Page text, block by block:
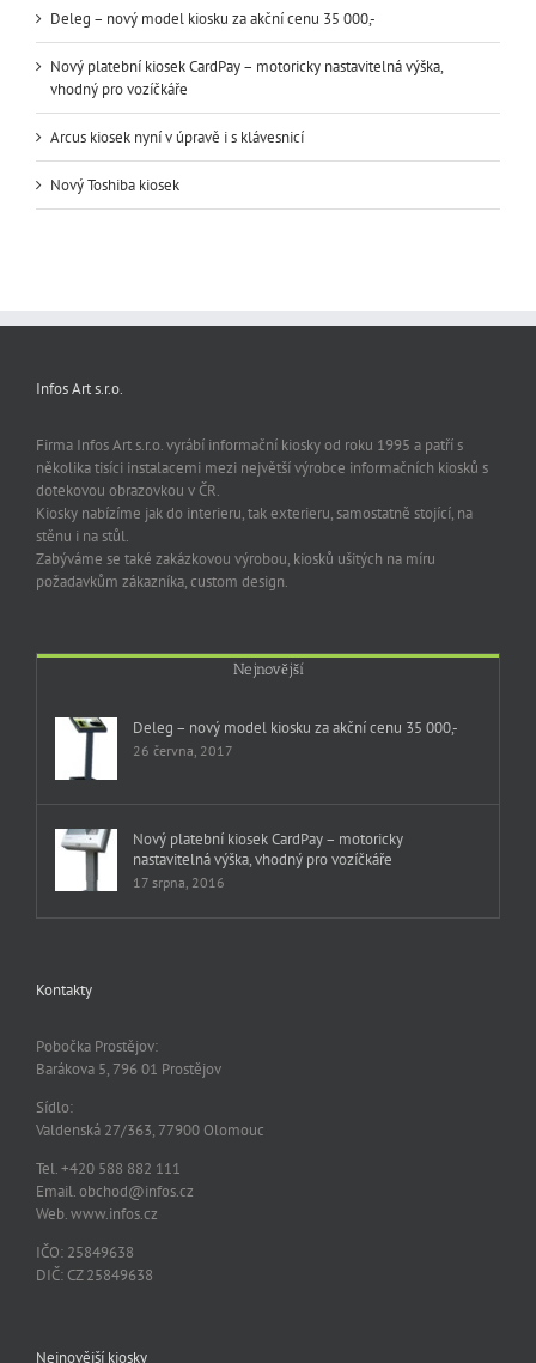
Deleg – nový model kiosku za akční cenu 35 000,-
Nový platební kiosek CardPay – motoricky nastavitelná výška,
vhodný pro vozíčkáře
Arcus kiosek nyní v úpravě i s klávesnicí
Nový Toshiba kiosek
Infos Art s.r.o.
Firma Infos Art s.r.o. vyrábí informační kiosky od roku 1995 a patří s
několika tisíci instalacemi mezi největší výrobce informačních kiosků s
dotekovou obrazovkou v ČR.
Kiosky nabízíme jak do interieru, tak exterieru, samostatně stojící, na
stěnu i na stůl.
Zabýváme se také zakázkovou výrobou, kiosků ušitých na míru
požadavkům zákazníka, custom design.
Nejnovější
Deleg – nový model kiosku za akční cenu 35 000,-
26 června, 2017
Nový platební kiosek CardPay – motoricky
nastavitelná výška, vhodný pro vozíčkáře
17 srpna, 2016
Kontakty
Pobočka Prostějov:
Barákova 5, 796 01 Prostějov
Sídlo:
Valdenská 27/363, 77900 Olomouc
Tel. +420 588 882 111
Email. obchod@infos.cz
Web. www.infos.cz
IČO: 25849638
DIČ: CZ 25849638
Nejnovější kiosky